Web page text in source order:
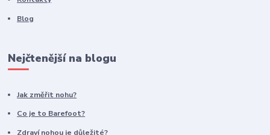
Blog
Nejčtenější na blogu
Jak změřit nohu?
Co je to Barefoot?
Zdraví nohou je důležité?